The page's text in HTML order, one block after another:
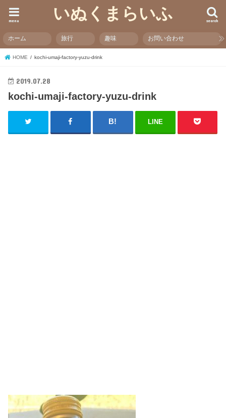
いぬくまらいふ search
menu
ホーム 旅行 趣味 お問い合わせ
HOME kochi-umaji-factory-yuzu-drink
2019.07.28
kochi-umaji-factory-yuzu-drink
LINE